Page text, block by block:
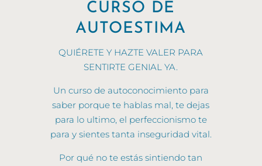
CURSO DE
AUTOESTIMA
QUIÉRETE Y HAZTE VALER PARA
SENTIRTE GENIAL YA.
Un curso de autoconocimiento para
saber porque te hablas mal, te dejas
para lo ultimo, el perfeccionismo te
para y sientes tanta inseguridad vital.
Por qué no te estás sintiendo tan